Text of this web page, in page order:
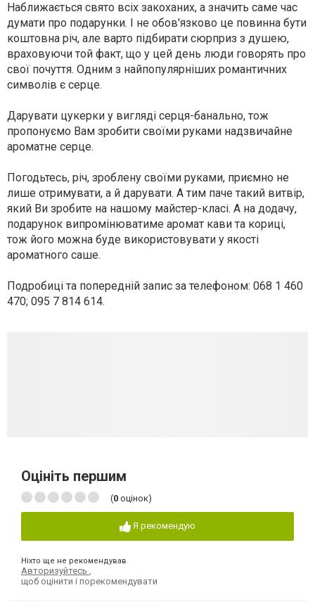
Наближається свято всіх закоханих, а значить саме час
думати про подарунки. І не обов'язково це повинна бути
коштовна річ, але варто підбирати сюрприз з душею,
враховуючи той факт, що у цей день люди говорять про
свої почуття. Одним з найпопулярніших романтичних
символів є серце.
Дарувати цукерки у вигляді серця-банально, тож
пропонуємо Вам зробити своїми руками надзвичайне
ароматне серце.
Погодьтесь, річ, зроблену своїми руками, приємно не
лише отримувати, а й дарувати. А тим паче такий витвір,
який Ви зробите на нашому майстер-класі. А на додачу,
подарунок випромінюватиме аромат кави та кориці,
тож його можна буде використовувати у якості
ароматного саше.
Подробицi та попереднiй запис за телефоном: 068 1 460
470; 095 7 814 614.
Оцініть першим
(0 оцінок)
Я рекомендую
Ніхто ще не рекомендував
Авторизуйтесь
щоб оцінити і порекомендувати